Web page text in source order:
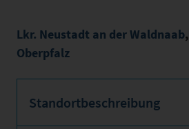
Lkr. Neustadt an der Waldnaab,
Oberpfalz
Standortbeschreibung